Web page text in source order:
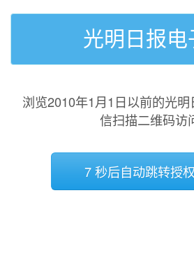
光明日报电
浏览2010年1月1日以前的光
信扫描二维码访
7 秒后自动跳转授